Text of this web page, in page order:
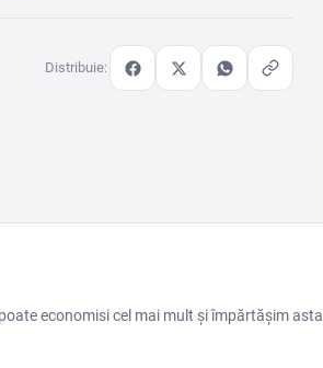
Distribuie:
economisi cel mai mult și împărtășim asta